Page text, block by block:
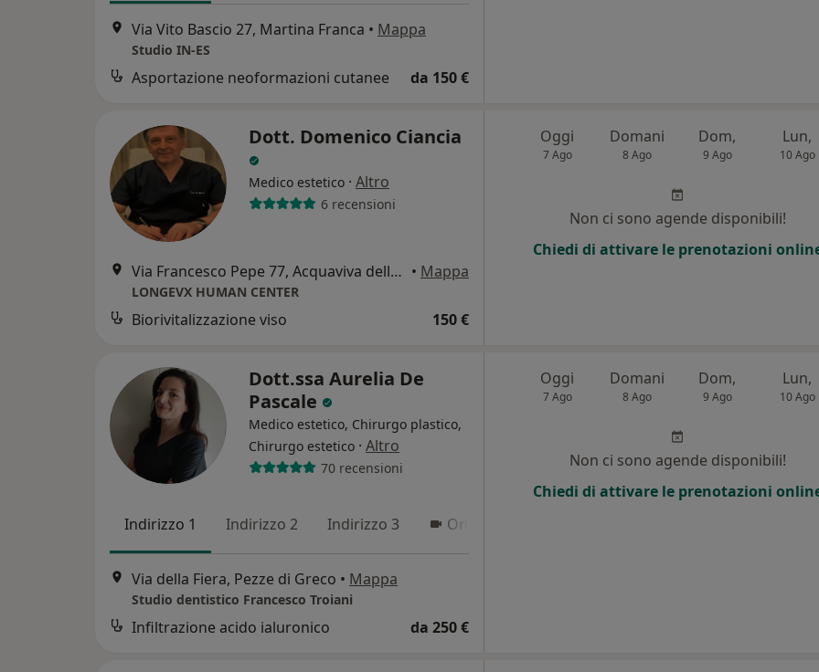
Via Vito Bascio 27, Martina Franca • Mappa
Studio IN-ES
Asportazione neoformazioni cutanee da 150 €
Dott. Domenico Ciancia
Medico estetico · Altro
6 recensioni
Via Francesco Pepe 77, Acquaviva delle Fonti • Mappa
LONGEVX HUMAN CENTER
Biorivitalizzazione viso 150 €
Oggi
7 Ago
Domani
8 Ago
Dom,
9 Ago
Lun,
10 Ago
Non ci sono agende disponibili!
Chiedi di attivare le prenotazioni
Dott.ssa Aurelia De
Pascale
Medico estetico, Chirurgo plastico,
Chirurgo estetico · Altro
70 recensioni
Indirizzo 1 Indirizzo 2 Indirizzo 3 Online
Via della Fiera, Pezze di Greco • Mappa
Studio dentistico Francesco Troiani
Infiltrazione acido ialuronico da 250 €
Oggi
7 Ago
Domani
8 Ago
Dom,
9 Ago
Lun,
10 Ago
Non ci sono agende disponibili!
Chiedi di attivare le prenotazioni